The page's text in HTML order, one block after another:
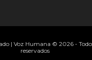
| Voz Humana © 2026 -
reservados